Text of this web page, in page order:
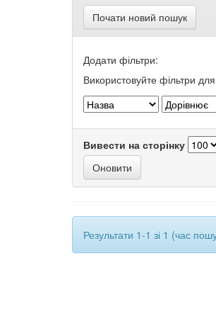
Почати новий пошук
Додати фільтри:
Використовуйте фільтри
Вивести на сторінку
Результати 1-1 зі 1 (час